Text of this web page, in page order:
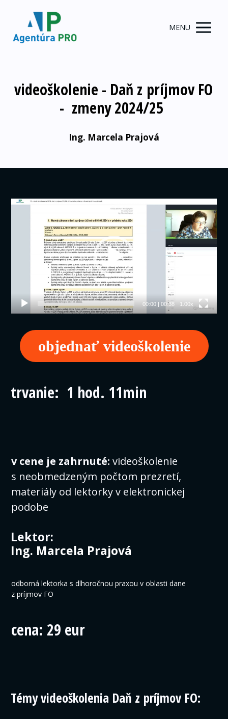
MENU
videoškolenie - Daň z príjmov FO
- zmeny 2024/25
Ing. Marcela Prajová
Video
00:00| 00:38 1.00x
objednať videoškolenie
trvanie: 1 hod. 11min
v cene je zahrnuté:videoškolenie
s neobmedzeným počtom prezretí,
materiály od lektorky v elektronickej
podobe
Lektor:
Ing. Marcela Prajová
odborná lektorka s dlhoročnou praxou v oblasti dane
z príjmov FO
cena: 29 eur
Témy videoškolenia Daň z príjmov FO: